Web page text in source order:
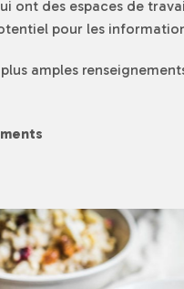
ont des espaces de
pour les
amples